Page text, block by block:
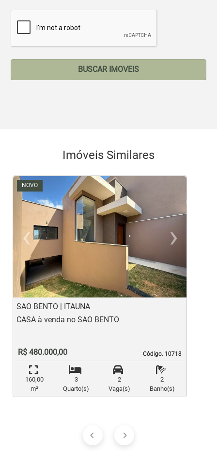
BUSCAR IMOVEIS
Imóveis Similares
NOVO
‹
Previous
›
SAO BENTO | ITAUNA
Código. 10718
Código. 10718
CASA à venda no SAO BENTO
R$ 480.000,00
160,00
m²
3
Quarto(s)
2
Vaga(s)
2
Banho(s)